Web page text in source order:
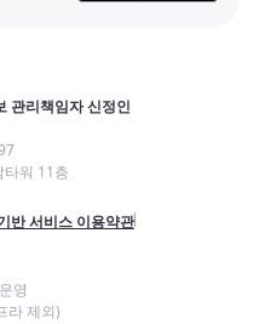
관리책임자 신정인
워 11층
반 서비스 이용약관
영
라 제외)